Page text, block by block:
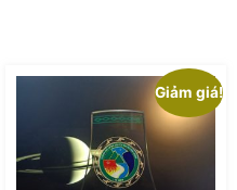
Giảm giá!